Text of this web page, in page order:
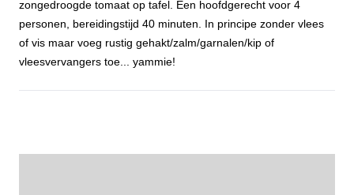
zongedroogde tomaat op tafel. Een hoofdgerecht voor 4
personen, bereidingstijd 40 minuten. In principe zonder vlees
of vis maar voeg rustig gehakt/zalm/garnalen/kip of
vleesvervangers toe... yammie!